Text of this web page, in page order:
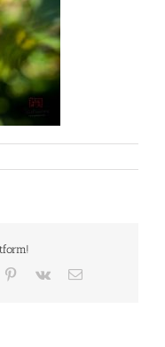
Pinterest
Vk Email